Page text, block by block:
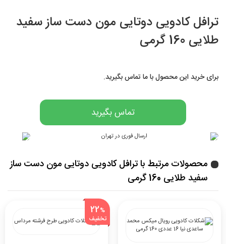
ترافل کادویی دوتایی مون دست ساز سفید
طلایی 160 گرمی
برای خرید این محصول با ما تماس بگیرید.
تماس بگیرید
محصولات مرتبط با ترافل کادویی دوتایی مون دست ساز
سفید طلایی 160 گرمی
%
22
تخفیف